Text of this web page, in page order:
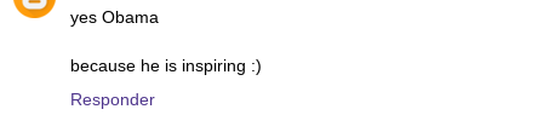
yes Obama
because he is inspiring :)
Responder